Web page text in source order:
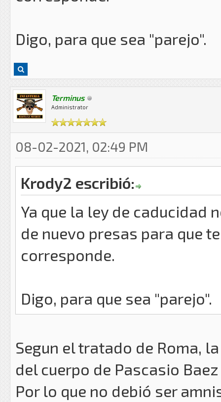
Digo, para que sea "parejo".
Terminus
Administrator
08-02-2021, 02:49 PM
Krody2 escribió:
Ya que la ley de caducidad
de nuevo presas para que
corresponde.
Digo, para que sea "parejo".
Segun el tratado de Roma,
del cuerpo de Pascasio
Por lo que no debió ser